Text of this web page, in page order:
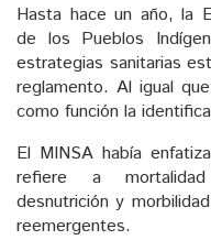
Hasta hace un año, la
de los Pueblos
estrategias sanitarias
reglamento. Al igual
como función la
El MINSA había
refiere a
desnutrición y
reemergentes.